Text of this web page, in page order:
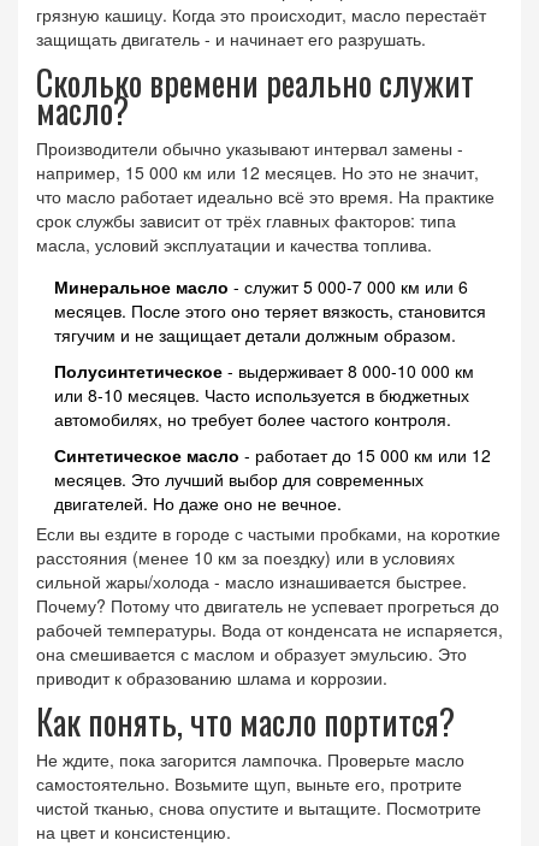
грязную кашицу. Когда это происходит, масло перестаёт
защищать двигатель - и начинает его разрушать.
Сколько времени реально служит
масло?
Производители обычно указывают интервал замены -
например, 15 000 км или 12 месяцев. Но это не значит,
что масло работает идеально всё это время. На практике
срок службы зависит от трёх главных факторов: типа
масла, условий эксплуатации и качества топлива.
Минеральное масло - служит 5 000-7 000 км или 6
месяцев. После этого оно теряет вязкость, становится
тягучим и не защищает детали должным образом.
Полусинтетическое - выдерживает 8 000-10 000 км
или 8-10 месяцев. Часто используется в бюджетных
автомобилях, но требует более частого контроля.
Синтетическое масло - работает до 15 000 км или 12
месяцев. Это лучший выбор для современных
двигателей. Но даже оно не вечное.
Если вы ездите в городе с частыми пробками, на короткие
расстояния (менее 10 км за поездку) или в условиях
сильной жары/холода - масло изнашивается быстрее.
Почему? Потому что двигатель не успевает прогреться до
рабочей температуры. Вода от конденсата не испаряется,
она смешивается с маслом и образует эмульсию. Это
приводит к образованию шлама и коррозии.
Как понять, что масло портится?
Не ждите, пока загорится лампочка. Проверьте масло
самостоятельно. Возьмите щуп, выньте его, протрите
чистой тканью, снова опустите и вытащите. Посмотрите
на цвет и консистенцию.